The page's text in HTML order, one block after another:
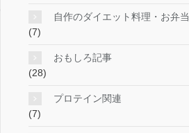
自作のダイエット料理・お弁当
(7)
おもしろ記事
(28)
プロテイン関連
(7)